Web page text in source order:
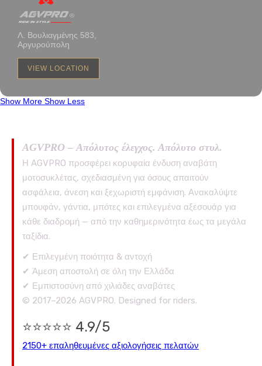
Λ. Βουλιαγμένης 583,
Αργυρούπολη
VIEW LOCATION
Show More Show Less
AGVPRO – Απόλυτος έλεγχος. Απόλυτο στυλ.
Η AGVPRO προσφέρει κορυφαία ένδυση αναβάτη
μοτοσυκλέτας, σχεδιασμένη για όσους απαιτούν
ασφάλεια, άνεση και ξεχωριστή εμφάνιση. Ανακαλύψτε
μπουφάν, γάντια, μπότες και επιλεγμένα αξεσουάρ για
κάθε διαδρομή — από την καθημερινότητα έως τα μεγάλα
ταξίδια.
✔ Επιλεγμένη ποιότητα & αντοχή
✔ Άμεση αποστολή σε όλη την Ελλάδα
✔ Εμπιστοσύνη από χιλιάδες αναβάτες
© 2017–2026 AGVPRO. Designed for riders.
⭐⭐⭐⭐⭐ 4.9/5
2150+ επαληθευμένες αξιολογήσεις πελατών